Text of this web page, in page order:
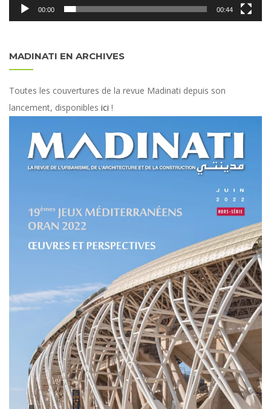
00:00 00:44
MADINATI EN ARCHIVES
Toutes les couvertures de la revue Madinati depuis son
lancement, disponibles ici !